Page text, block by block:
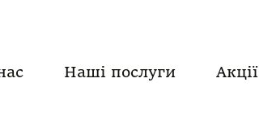
Наші послуги Акції